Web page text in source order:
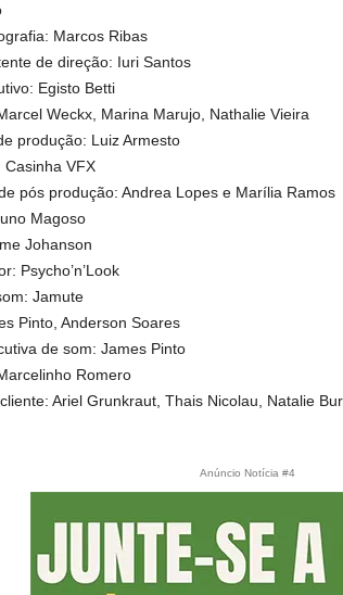
Marcos Ribas
de direção: Iuri Santos
Egisto Betti
Weckx, Marina Marujo, Nathalie Vieira
produção: Luiz Armesto
Casinha VFX
pós produção: Andrea Lopes e Marília Ramos
Magoso
Johanson
Psycho’n’Look
Jamute
Pinto, Anderson Soares
de som: James Pinto
Romero
Ariel Grunkraut, Thais Nicolau, Natalie
Anúncio Notícia #4